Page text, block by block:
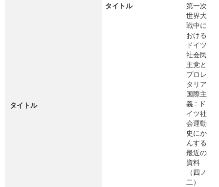
タイトル
タイトル
第一次
世界大
戦中に
おける
ドイツ
社会民
主党と
プロレ
タリア
国際主
義 : ド
イツ社
会運動
史にか
んする
最近の
資料
（四ノ
二）